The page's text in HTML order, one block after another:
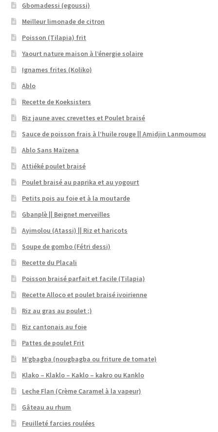
Gbomadessi (egoussi)
Meilleur limonade de citron
Poisson (Tilapia) frit
Yaourt nature maison à l’énergie solaire
Ignames frites (Koliko)
Ablo
Recette de Koeksisters
Riz jaune avec crevettes et Poulet braisé
Sauce de poisson frais à l’huile rouge || Amidjin Lanmoumou
Ablo Sans Maïzena
Attiéké poulet braisé
Poulet braisé au paprika et au yogourt
Petits pois au foie et à la moutarde
Gbanplè || Beignet merveilles
Ayimolou (Atassi) || Riz et haricots
Soupe de gombo (Fétri dessi)
Recette du Placali
Poisson braisé parfait et facile (Tilapia)
Recette Alloco et poulet braisé ivoirienne
Riz au gras au poulet ;)
Riz cantonais au foie
Pattes de poulet Frit
M’gbagba (nougbagba ou friture de tomate)
Klako – Klaklo – Kaklo – kakro ou Kanklo
Leche Flan (Crème Caramel à la vapeur)
Gâteau au rhum
Feuilleté farcies roulées